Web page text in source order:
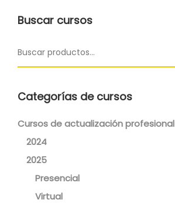
Buscar cursos
Categorías de cursos
Cursos de actualización profesional
2024
2025
Presencial
Virtual